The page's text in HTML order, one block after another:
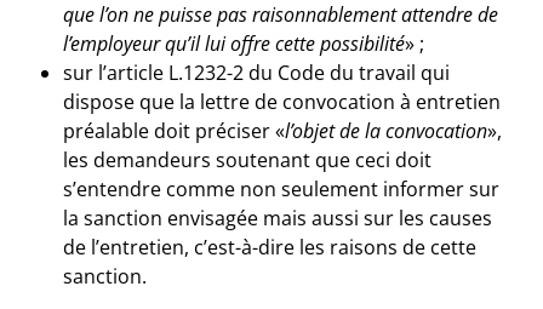
que l’on ne puisse pas raisonnablement attendre de
l’employeur qu’il lui offre cette possibilité» ;
sur l’article L.1232-2 du Code du travail qui
dispose que la lettre de convocation à entretien
préalable doit préciser «l’objet de la convocation»,
les demandeurs soutenant que ceci doit
s’entendre comme non seulement informer sur
la sanction envisagée mais aussi sur les causes
de l’entretien, c’est-à-dire les raisons de cette
sanction.